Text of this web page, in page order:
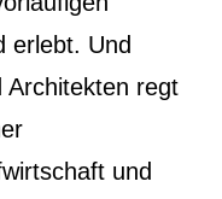
erlebt. Und
Architekten regt
und